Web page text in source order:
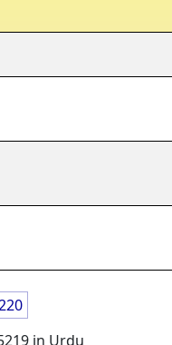
in Urdu